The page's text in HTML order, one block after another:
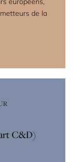
de la
C&D)